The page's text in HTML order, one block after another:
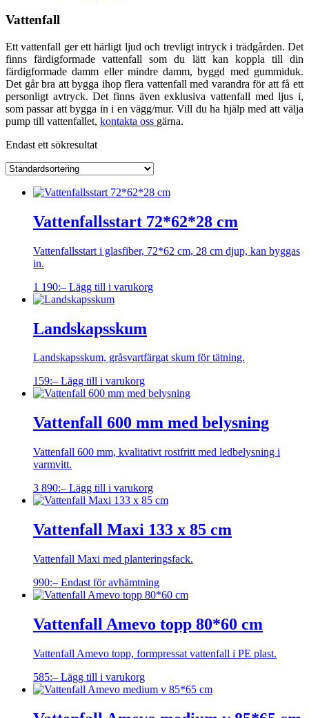
Vattenfall
Ett vattenfall ger ett härligt ljud och trevligt intryck i trädgården. Det
finns färdigformade vattenfall som du lätt kan koppla till din
färdigformade damm eller mindre damm, byggd med gummiduk.
Det går bra att bygga ihop flera vattenfall med varandra för att få ett
personligt avtryck. Det finns även exklusiva vattenfall med ljus i,
som passar att bygga in i en vägg/mur. Vill du ha hjälp med att välja
pump till vattenfallet, kontakta oss gärna.
Endast ett sökresultat
Vattenfallsstart 72*62*28 cm
Vattenfallsstart i glasfiber, 72*62 cm, 28 cm djup, kan byggas
in.
1 190:– Lägg till i varukorg
Landskapsskum
Landskapsskum, gråsvartfärgat skum för tätning.
159:– Lägg till i varukorg
Vattenfall 600 mm med belysning
Vattenfall 600 mm, kvalitativt rostfritt med ledbelysning i
varmvitt.
3 890:– Lägg till i varukorg
Vattenfall Maxi 133 x 85 cm
Vattenfall Maxi med planteringsfack.
990:– Endast för avhämtning
Vattenfall Amevo topp 80*60 cm
Vattenfall Amevo topp, formpressat vattenfall i PE plast.
585:– Lägg till i varukorg